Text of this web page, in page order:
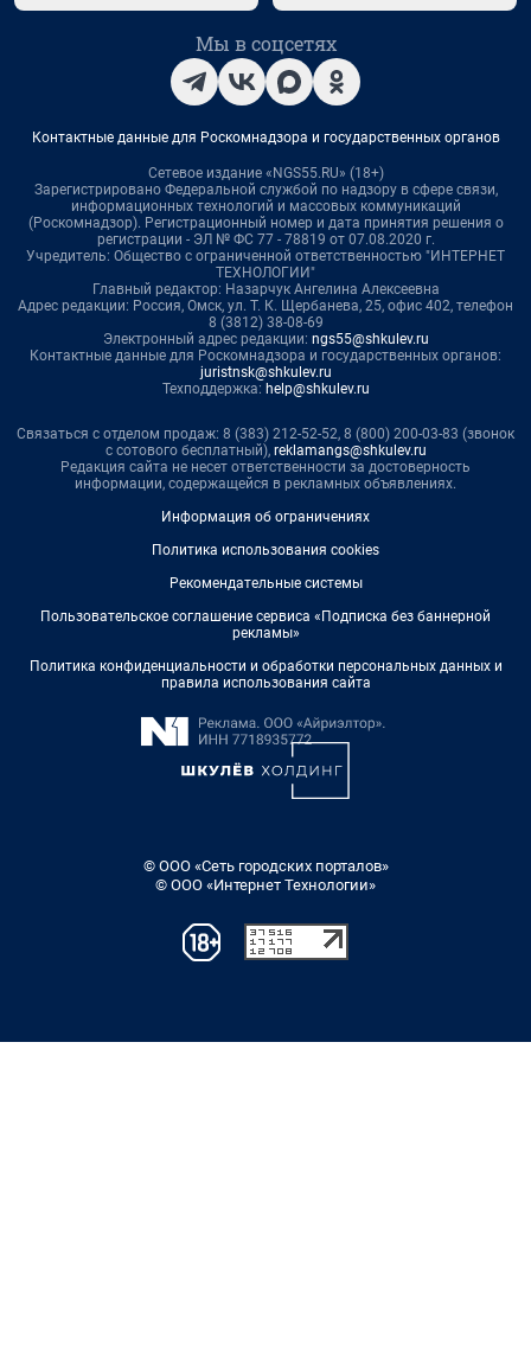
Мы в соцсетях
Контактные данные для Роскомнадзора и государственных органов
Сетевое издание «NGS55.RU» (18+)
Зарегистрировано Федеральной службой по надзору в сфере связи,
информационных технологий и массовых коммуникаций
(Роскомнадзор). Регистрационный номер и дата принятия решения о
регистрации - ЭЛ № ФС 77 - 78819 от 07.08.2020 г.
Учредитель: Общество с ограниченной ответственностью "ИНТЕРНЕТ
ТЕХНОЛОГИИ"
Главный редактор: Назарчук Ангелина Алексеевна
Адрес редакции: Россия, Омск, ул. Т. К. Щербанева, 25, офис 402, телефон
8 (3812) 38-08-69
Электронный адрес редакции: ngs55@shkulev.ru
Контактные данные для Роскомнадзора и государственных органов:
juristnsk@shkulev.ru
Техподдержка: help@shkulev.ru
Связаться с отделом продаж: 8 (383) 212-52-52, 8 (800) 200-03-83 (звонок
с сотового бесплатный), reklamangs@shkulev.ru
Редакция сайта не несет ответственности за достоверность
информации, содержащейся в рекламных объявлениях.
Информация об ограничениях
Политика использования cookies
Рекомендательные системы
Пользовательское соглашение сервиса «Подписка без баннерной
рекламы»
Политика конфиденциальности и обработки персональных данных и
правила использования сайта
© ООО «Сеть городских порталов»
© ООО «Интернет Технологии»